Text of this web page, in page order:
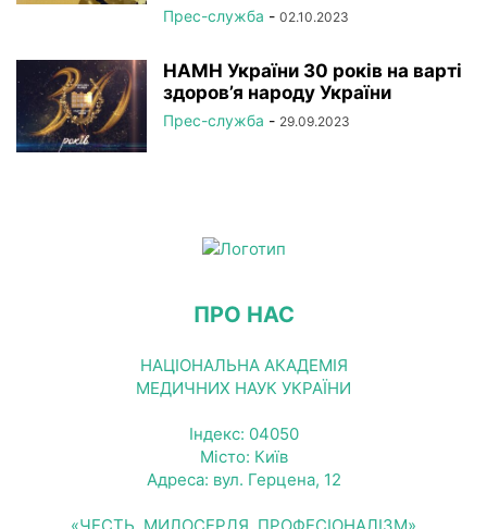
Прес-служба - 02.10.2023
НАМН України 30 років на варті
здоров’я народу України
Прес-служба - 29.09.2023
ПРО НАС
НАЦІОНАЛЬНА АКАДЕМІЯ
МЕДИЧНИХ НАУК УКРАЇНИ
Індекс: 04050
Місто: Київ
Адреса: вул. Герцена, 12